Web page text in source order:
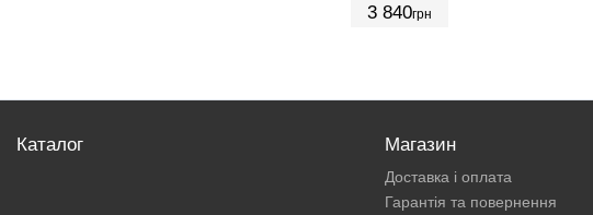
3 840грн
Каталог Магазин
Доставка і оплата
Гарантія та повернення